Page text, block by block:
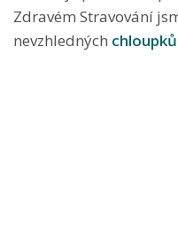
Zdravém Stravování
nevzhledných